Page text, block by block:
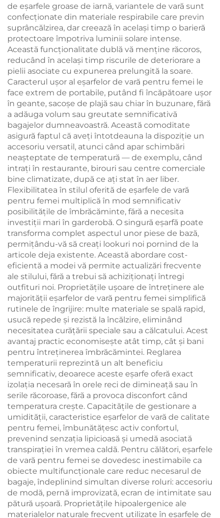
de eşarfele groase de iarnă, variantele de vară sunt
confecționate din materiale respirabile care previn
suprâncălzirea, dar creează în același timp o barieră
protectoare împotriva luminii solare intense.
Această funcționalitate dublă vă menține răcoros,
reducând în același timp riscurile de deteriorare a
pielii asociate cu expunerea prelungită la soare.
Caracterul ușor al eşarfelor de vară pentru femei le
face extrem de portabile, putând fi încăpătoare ușor
în geante, sacoșe de plajă sau chiar în buzunare, fără
a adăuga volum sau greutate semnificativă
bagajelor dumneavoastră. Această comoditate
asigură faptul că aveți întotdeauna la dispoziție un
accesoriu versatil, atunci când apar schimbări
neașteptate de temperatură — de exemplu, când
intrați în restaurante, birouri sau centre comerciale
bine climatizate, după ce ați stat în aer liber.
Flexibilitatea în stilul oferită de eşarfele de vară
pentru femei multiplică în mod semnificativ
posibilitățile de îmbrăcăminte, fără a necesita
investiții mari în garderobă. O singură eşarfă poate
transforma complet aspectul unor piese de bază,
permițându-vă să creați lookuri noi pornind de la
articole deja existente. Această abordare cost-
eficientă a modei vă permite actualizări frecvente
ale stilului, fără a trebui să achiziționați întregi
outfituri noi. Proprietățile ușoare de întreținere ale
majorității eşarfelor de vară pentru femei simplifică
rutinele de îngrijire: multe materiale se spală rapid,
usucă repede și rezistă la încălzire, eliminând
necesitatea curățării speciale sau a călcatului. Acest
avantaj practic economisește atât timp, cât și bani
pentru întreținerea îmbrăcămintei. Reglarea
temperaturii reprezintă un alt beneficiu
semnificativ, deoarece aceste eşarfe oferă exact
izolația necesară în orele reci de dimineață sau în
serile răcoroase, fără a provoca disconfort când
temperatura crește. Capacitățile de gestionare a
umidității, caracteristice eşarfelor de vară de calitate
pentru femei, îmbunătățesc activ confortul,
prevenind senzația lipicioasă și umedă asociată
transpirației în vremea caldă. Pentru călători, eşarfele
de vară pentru femei se dovedesc inestimabile ca
obiecte multifuncționale care reduc necesarul de
bagaje, îndeplinind simultan diverse roluri: accesoriu
de modă, pernă improvizată, ecran de intimitate sau
pătură ușoară. Proprietățile hipoalergenice ale
materialelor naturale frecvent utilizate în eşarfele de